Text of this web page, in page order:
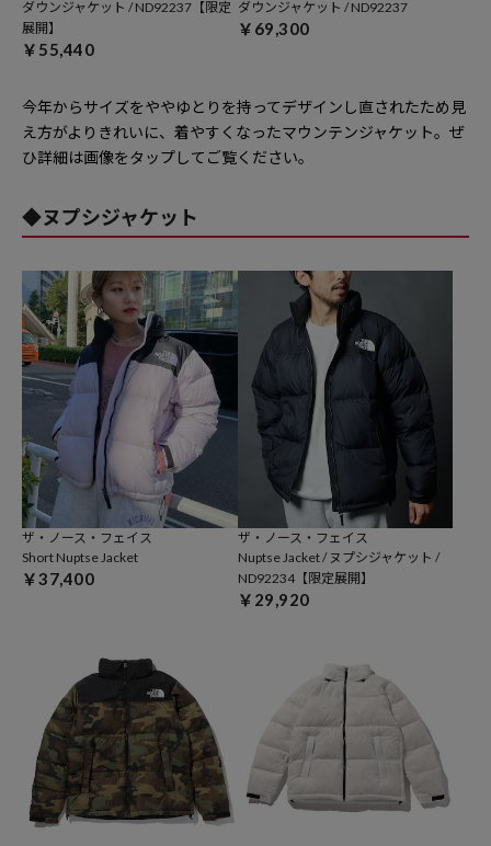
ダウンジャケット / ND92237【限定
展開】
￥55,440
ダウンジャケット / ND92237
￥69,300
今年からサイズをややゆとりを持ってデザインし直されたため見
え方がよりきれいに、着やすくなったマウンテンジャケット。ぜ
ひ詳細は画像をタップしてご覧ください。
◆ヌプシジャケット
ザ・ノース・フェイス
Short Nuptse Jacket
￥37,400
ザ・ノース・フェイス
Nuptse Jacket / ヌプシジャケット /
ND92234【限定展開】
￥29,920